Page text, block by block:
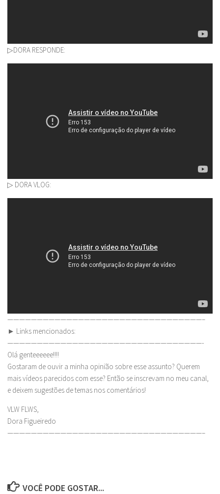
▷DORA RESPONDE:
▷ DORA VLOG:
—————————————————————————————————–
► Links mencionados:
—————————————————————————————————-
Olá genteeeeee!!!!
Gostaram de ouvir a minha opinião sobre esse assunto? Querem
mais vídeos parecidos com esse? Então se inscrevam no meu canal,
e deixem sugestões de temas nos comentários!
VLW FLWS,
Dora Figueiredo
—————————————————————————————————–
VOCÊ PODE GOSTAR...